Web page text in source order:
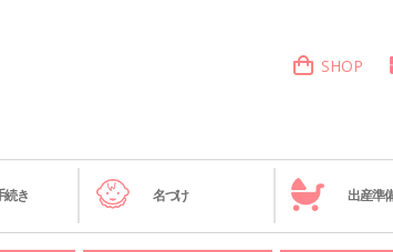
SHOP
続き 名づけ 出産準